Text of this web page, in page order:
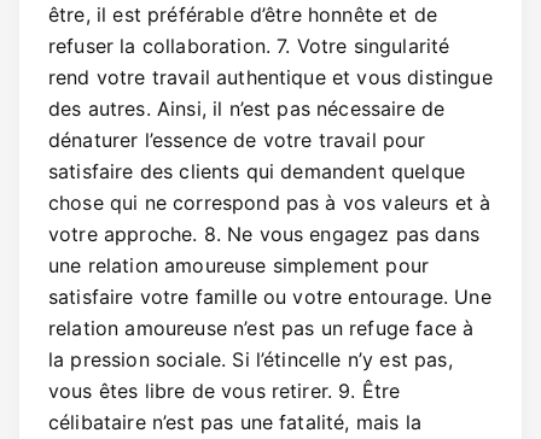
être, il est préférable d’être honnête et de
refuser la collaboration. 7. Votre singularité
rend votre travail authentique et vous distingue
des autres. Ainsi, il n’est pas nécessaire de
dénaturer l’essence de votre travail pour
satisfaire des clients qui demandent quelque
chose qui ne correspond pas à vos valeurs et à
votre approche. 8. Ne vous engagez pas dans
une relation amoureuse simplement pour
satisfaire votre famille ou votre entourage. Une
relation amoureuse n’est pas un refuge face à
la pression sociale. Si l’étincelle n’y est pas,
vous êtes libre de vous retirer. 9. Être
célibataire n’est pas une fatalité, mais la